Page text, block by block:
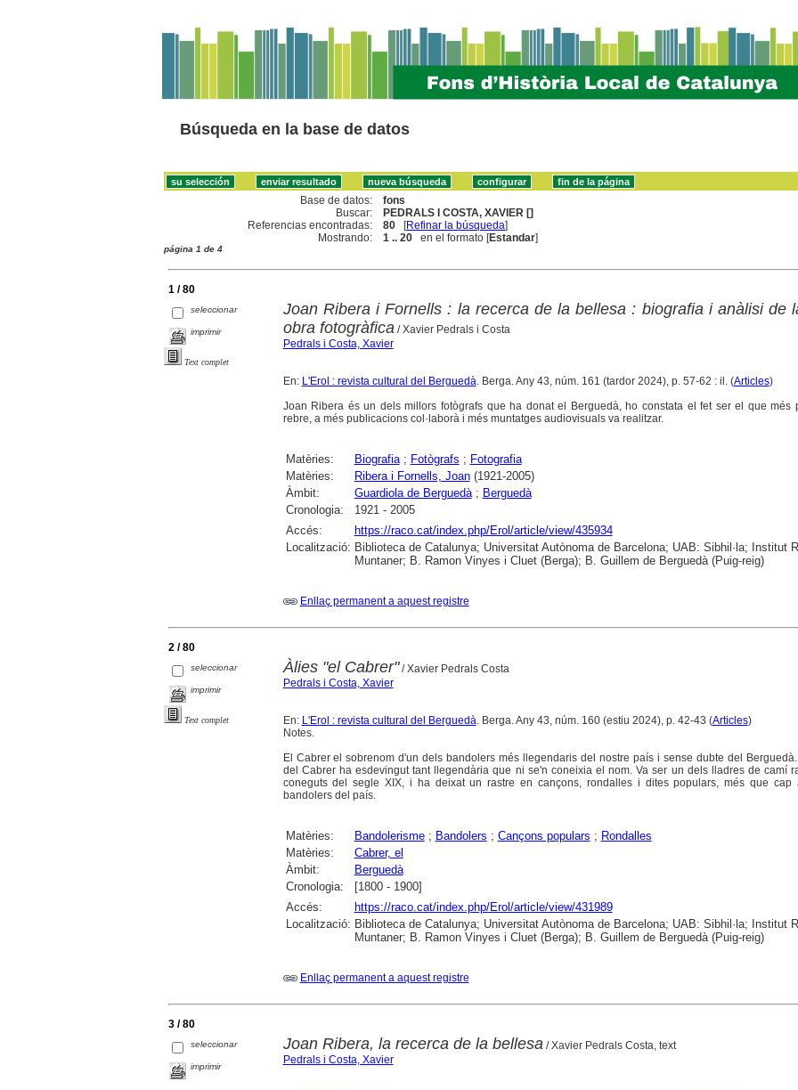
Búsqueda en la base de datos
Base de datos:
fons
Buscar:
PEDRALS I COSTA, XAVIER []
Referencias encontradas:
80 [Refinar la búsqueda]
Mostrando:
1 .. 20 en el formato [Estandar]
página 1 de 4
1 / 80
seleccionar
imprimir
Text complet
Joan Ribera i Fornells : la recerca de la bellesa : biografia i anàlisi de
obra fotogràfica/ Xavier Pedrals i Costa
Pedrals i Costa, Xavier
En: L'Erol : revista cultural del Berguedà. Berga. Any 43, núm. 161 (tardor 2024), p. 57-62 : il. (Articles)
Joan Ribera és un dels millors fotògrafs que ha donat el Berguedà, ho constata el fet ser el que més
rebre, a més publicacions col·laborà i més muntatges audiovisuals va realitzar.
Matèries: Biografia; Fotògrafs ; Fotografia
Matèries:
Ribera i Fornells, Joan(1921-2005)
Àmbit:
Guardiola de Berguedà; Berguedà
Cronologia:
1921 - 2005
Accés:
https://raco.cat/index.php/Erol/article/view/435934
Localització: Biblioteca de Catalunya; Universitat Autònoma de Barcelona; UAB: Sibhil·la; Institut
Muntaner; B. Ramon Vinyes i Cluet (Berga); B. Guillem de Berguedà (Puig-reig)
Enllaç permanent a aquest registre
2 / 80
seleccionar
imprimir
Text complet
Àlies "el Cabrer"/ Xavier Pedrals Costa
Pedrals i Costa, Xavier
En: L'Erol : revista cultural del Berguedà. Berga. Any 43, núm. 160 (estiu 2024), p. 42-43 (Articles)
Notes.
El Cabrer el sobrenom d'un dels bandolers més llegendaris del nostre país i sense dubte del
del Cabrer ha esdevingut tant llegendària que ni se'n coneixia el nom. Va ser un dels lladres de camí
coneguts del segle XIX, i ha deixat un rastre en cançons, rondalles i dites populars, més que cap
bandolers del país.
Matèries: Bandolerisme; Bandolers ; Cançons populars ; Rondalles
Matèries:
Cabrer, el
Àmbit:
Berguedà
Cronologia:
[1800 - 1900]
Accés:
https://raco.cat/index.php/Erol/article/view/431989
Localització: Biblioteca de Catalunya; Universitat Autònoma de Barcelona; UAB: Sibhil·la; Institut
Muntaner; B. Ramon Vinyes i Cluet (Berga); B. Guillem de Berguedà (Puig-reig)
Enllaç permanent a aquest registre
3 / 80
seleccionar
imprimir
Joan Ribera, la recerca de la bellesa/ Xavier Pedrals Costa, text
Pedrals i Costa, Xavier